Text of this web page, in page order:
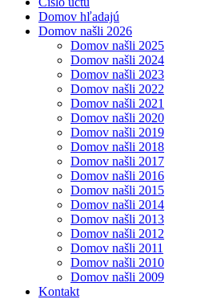
Domov hľadajú
Domov našli 2026
Domov našli 2025
Domov našli 2024
Domov našli 2023
Domov našli 2022
Domov našli 2021
Domov našli 2020
Domov našli 2019
Domov našli 2018
Domov našli 2017
Domov našli 2016
Domov našli 2015
Domov našli 2014
Domov našli 2013
Domov našli 2012
Domov našli 2011
Domov našli 2010
Domov našli 2009
Kontakt